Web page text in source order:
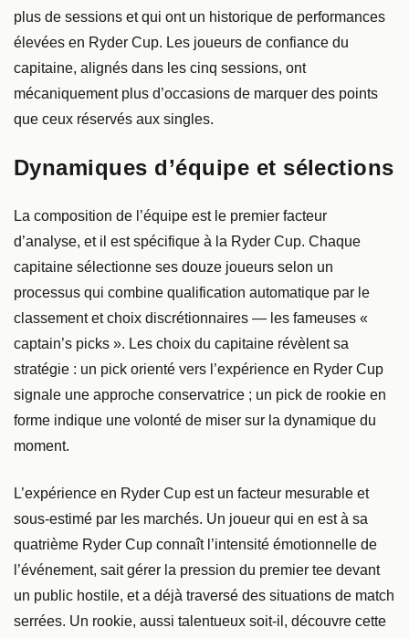
plus de sessions et qui ont un historique de performances
élevées en Ryder Cup. Les joueurs de confiance du
capitaine, alignés dans les cinq sessions, ont
mécaniquement plus d’occasions de marquer des points
que ceux réservés aux singles.
Dynamiques d’équipe et sélections
La composition de l’équipe est le premier facteur
d’analyse, et il est spécifique à la Ryder Cup. Chaque
capitaine sélectionne ses douze joueurs selon un
processus qui combine qualification automatique par le
classement et choix discrétionnaires — les fameuses «
captain’s picks ». Les choix du capitaine révèlent sa
stratégie : un pick orienté vers l’expérience en Ryder Cup
signale une approche conservatrice ; un pick de rookie en
forme indique une volonté de miser sur la dynamique du
moment.
L’expérience en Ryder Cup est un facteur mesurable et
sous-estimé par les marchés. Un joueur qui en est à sa
quatrième Ryder Cup connaît l’intensité émotionnelle de
l’événement, sait gérer la pression du premier tee devant
un public hostile, et a déjà traversé des situations de match
serrées. Un rookie, aussi talentueux soit-il, découvre cette